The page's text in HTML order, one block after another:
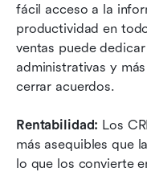
fácil acceso a la
productividad en
ventas puede
administrativas y
cerrar acuerdos.
Rentabilidad: Los
más asequibles que
lo que los convierte